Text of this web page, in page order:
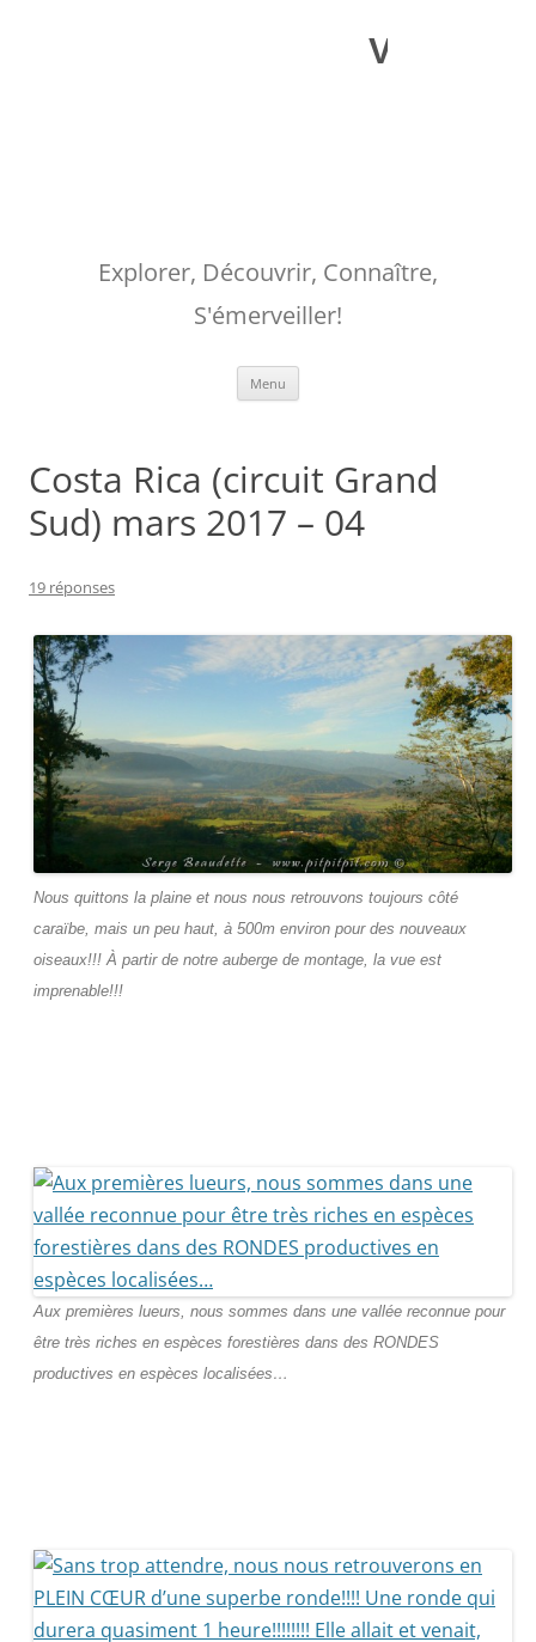
Voyages
Explorer, Découvrir, Connaître,
S'émerveiller!
Menu
Costa Rica (circuit Grand
Sud) mars 2017 – 04
19 réponses
Nous quittons la plaine et nous nous retrouvons toujours côté
caraïbe, mais un peu haut, à 500m environ pour des nouveaux
oiseaux!!! À partir de notre auberge de montage, la vue est
imprenable!!!
Aux premières lueurs, nous sommes dans une vallée reconnue pour
être très riches en espèces forestières dans des RONDES
productives en espèces localisées…